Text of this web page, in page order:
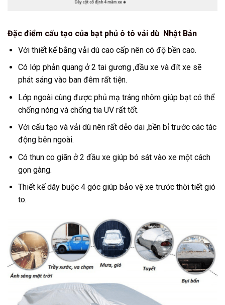
Đặc điểm cấu tạo của bạt phủ ô tô vải dù Nhật Bản
Với thiết kế bằng vải dù cao cấp nên có độ bền cao.
Có lớp phản quang ở 2 tai gương ,đầu xe và đít xe sẽ
phát sáng vào ban đêm rất tiện.
Lớp ngoài cùng được phủ mạ tráng nhôm giúp bạt có thể
chống nóng và chống tia UV rất tốt.
Với cấu tạo và vải dù nên rất dẻo dai ,bền bỉ trước các tác
động bên ngoài.
Có thun co giãn ở 2 đầu xe giúp bó sát vào xe một cách
gọn gàng.
Thiết kế dây buộc 4 góc giúp bảo vệ xe trước thời tiết gió
to.